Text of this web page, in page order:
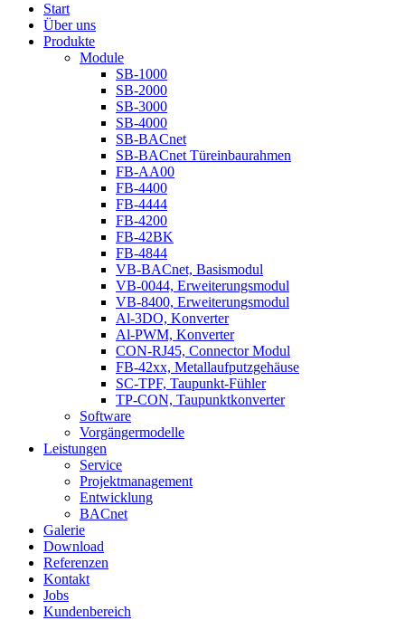
Start
Über uns
Produkte
Module
SB-1000
SB-2000
SB-3000
SB-4000
SB-BACnet
SB-BACnet Türeinbaurahmen
FB-AA00
FB-4400
FB-4444
FB-4200
FB-42BK
FB-4844
VB-BACnet, Basismodul
VB-0044, Erweiterungsmodul
VB-8400, Erweiterungsmodul
Al-3DO, Konverter
Al-PWM, Konverter
CON-RJ45, Connector Modul
FB-42xx, Metallaufputzgehäuse
SC-TPF, Taupunkt-Fühler
TP-CON, Taupunktkonverter
Software
Vorgängermodelle
Leistungen
Service
Projektmanagement
Entwicklung
BACnet
Galerie
Download
Referenzen
Kontakt
Jobs
Kundenbereich